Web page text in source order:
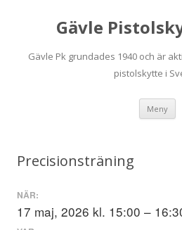
Gävle
Gävle Pk grundades 1940 och är
pistolskytte i
Meny
Precisionsträning
NÄR:
17 maj, 2026 kl. 15:00 –